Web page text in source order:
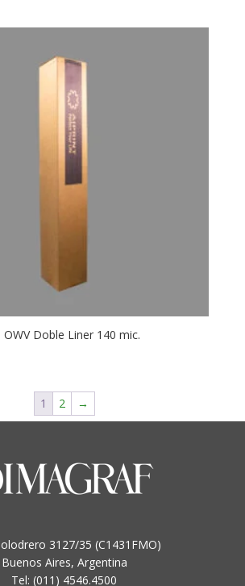
Doble Liner 140 mic.
1 2 →
3127/35 (C1431FMO)
Buenos Aires, Argentina
Tel: (011) 4546.4500